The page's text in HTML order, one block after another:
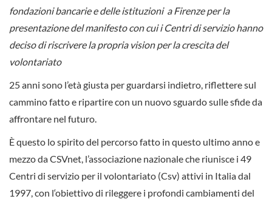
fondazioni bancarie e delle istituzioni a Firenze per la
presentazione del manifesto con cui i Centri di servizio hanno
deciso di riscrivere la propria vision per la crescita del
volontariato
25 anni sono l’età giusta per guardarsi indietro, riflettere sul
cammino fatto e ripartire con un nuovo sguardo sulle sfide da
affrontare nel futuro.
È questo lo spirito del percorso fatto in questo ultimo anno e
mezzo da CSVnet, l’associazione nazionale che riunisce i 49
Centri di servizio per il volontariato (Csv) attivi in Italia dal
1997, con l‘obiettivo di rileggere i profondi cambiamenti del